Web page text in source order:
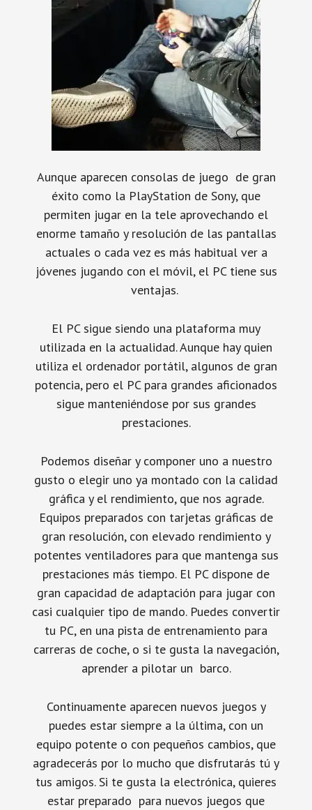
Aunque aparecen consolas de juego de gran
éxito como la PlayStation de Sony, que
permiten jugar en la tele aprovechando el
enorme tamaño y resolución de las pantallas
actuales o cada vez es más habitual ver a
jóvenes jugando con el móvil, el PC tiene sus
ventajas.
El PC sigue siendo una plataforma muy
utilizada en la actualidad. Aunque hay quien
utiliza el ordenador portátil, algunos de gran
potencia, pero el PC para grandes aficionados
sigue manteniéndose por sus grandes
prestaciones.
Podemos diseñar y componer uno a nuestro
gusto o elegir uno ya montado con la calidad
gráfica y el rendimiento, que nos agrade.
Equipos preparados con tarjetas gráficas de
gran resolución, con elevado rendimiento y
potentes ventiladores para que mantenga sus
prestaciones más tiempo. El PC dispone de
gran capacidad de adaptación para jugar con
casi cualquier tipo de mando. Puedes convertir
tu PC, en una pista de entrenamiento para
carreras de coche, o si te gusta la navegación,
aprender a pilotar un barco.
Continuamente aparecen nuevos juegos y
puedes estar siempre a la última, con un
equipo potente o con pequeños cambios, que
agradecerás por lo mucho que disfrutarás tú y
tus amigos. Si te gusta la electrónica, quieres
estar preparado para nuevos juegos que